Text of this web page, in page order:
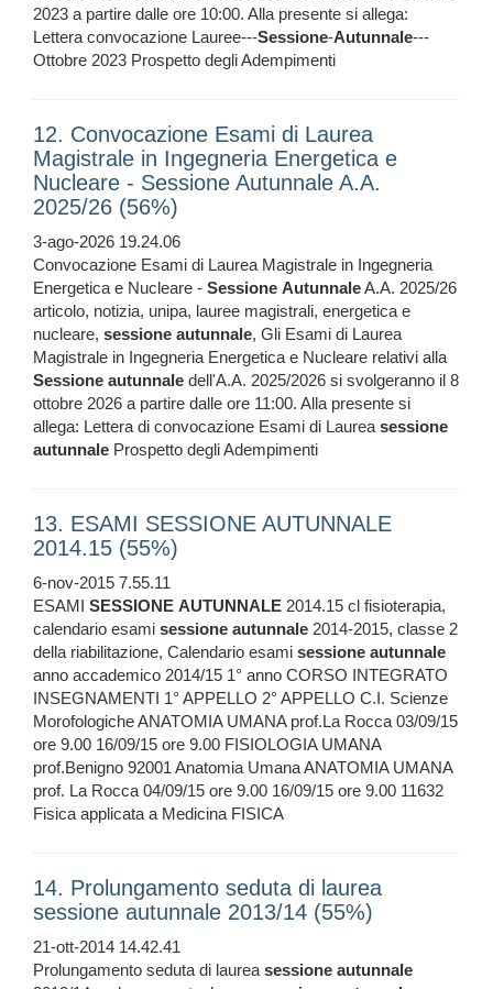
2023 a partire dalle ore 10:00. Alla presente si allega:
Lettera convocazione Lauree---Sessione-Autunnale---
Ottobre 2023 Prospetto degli Adempimenti
12. Convocazione Esami di Laurea
Magistrale in Ingegneria Energetica e
Nucleare - Sessione Autunnale A.A.
2025/26 (56%)
3-ago-2026 19.24.06
Convocazione Esami di Laurea Magistrale in Ingegneria
Energetica e Nucleare - Sessione AutunnaleA.A. 2025/26
articolo, notizia, unipa, lauree magistrali, energetica e
nucleare, sessione autunnale, Gli Esami di Laurea
Magistrale in Ingegneria Energetica e Nucleare relativi alla
Sessione autunnale dell'A.A. 2025/2026 si svolgeranno il 8
ottobre 2026 a partire dalle ore 11:00. Alla presente si
allega: Lettera di convocazione Esami di Laureasessione
autunnale Prospetto degli Adempimenti
13. ESAMI SESSIONE AUTUNNALE
2014.15 (55%)
6-nov-2015 7.55.11
ESAMI SESSIONE AUTUNNALE 2014.15 cl fisioterapia,
calendario esami sessione autunnale 2014-2015, classe 2
della riabilitazione, Calendario esami sessione autunnale
anno accademico 2014/15 1° anno CORSO INTEGRATO
INSEGNAMENTI 1° APPELLO 2° APPELLO C.I. Scienze
Morofologiche ANATOMIA UMANA prof.La Rocca 03/09/15
ore 9.00 16/09/15 ore 9.00 FISIOLOGIA UMANA
prof.Benigno 92001 Anatomia Umana ANATOMIA UMANA
prof. La Rocca 04/09/15 ore 9.00 16/09/15 ore 9.00 11632
Fisica applicata a Medicina FISICA
14. Prolungamento seduta di laurea
sessione autunnale 2013/14 (55%)
21-ott-2014 14.42.41
Prolungamento seduta di laureasessione autunnale